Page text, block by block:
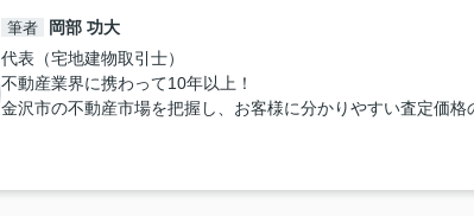
筆者
岡部 功大
代表（宅地建物取引士）
不動産業界に携わって10年以上！
金沢市の不動産市場を把握し、お客様に分かりやすい査定価格